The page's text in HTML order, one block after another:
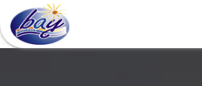
Panneau de gestion des cookies